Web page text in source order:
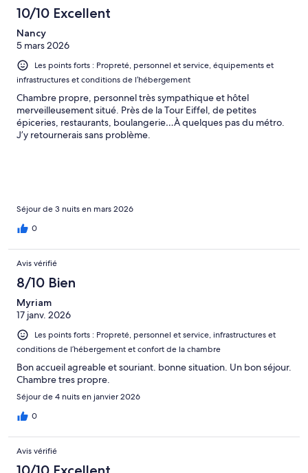
10/10 Excellent
Nancy
5 mars 2026
Les points forts : Propreté, personnel et service, équipements et
infrastructures et conditions de l’hébergement
Chambre propre, personnel très sympathique et hôtel
merveilleusement situé. Près de la Tour Eiffel, de petites
épiceries, restaurants, boulangerie…À quelques pas du métro.
J’y retournerais sans problème.
Séjour de 3 nuits en mars 2026
0
Avis vérifié
8/10 Bien
Myriam
17 janv. 2026
Les points forts : Propreté, personnel et service, infrastructures et
conditions de l’hébergement et confort de la chambre
Bon accueil agreable et souriant. bonne situation. Un bon séjour.
Chambre tres propre.
Séjour de 4 nuits en janvier 2026
0
Avis vérifié